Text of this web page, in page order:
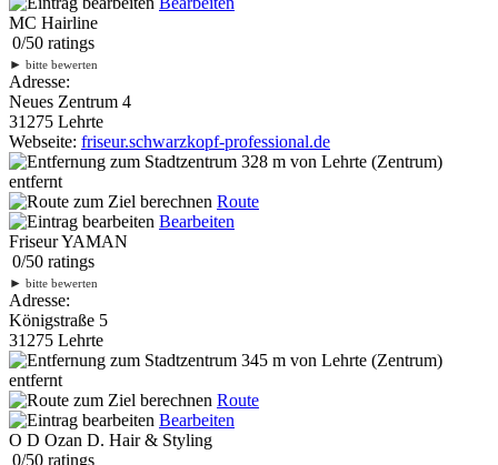
MC Hairline
0/50 ratings
► bitte bewerten
Adresse:
Neues Zentrum 4
31275 Lehrte
Webseite: friseur.schwarzkopf-professional.de
328 m von Lehrte (Zentrum)
entfernt
Route
Bearbeiten
Friseur YAMAN
0/50 ratings
► bitte bewerten
Adresse:
Königstraße 5
31275 Lehrte
345 m von Lehrte (Zentrum)
entfernt
Route
Bearbeiten
O D Ozan D. Hair & Styling
0/50 ratings